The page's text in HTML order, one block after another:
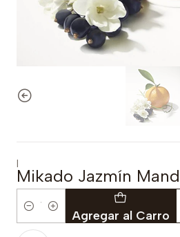
|
Mikado Jazmín
Cantidad Agregar al Carro